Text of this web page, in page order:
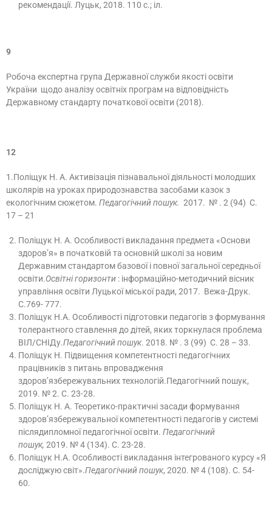
рекомендації. Луцьк, 2018. 110 с.; іл.
9
Робоча експертна група Державної служби якості освіти
України щодо аналізу освітніх програм на відповідність
Державному стандарту початкової освіти (2018).
12
1.Поліщук Н. А. Активізація пізнавальної діяльності молодших
школярів на уроках природознавства засобами казок з
екологічним сюжетом. Педагогічний пошук. 2017. № . 2 (94) С.
17 – 21
Поліщук Н. А. Особливості викладання предмета «Основи
здоров’я» в початковій та основній школі за новим
Державним стандартом базової і повної загальної середньої
освіти.Освітні горизонти : інформаційно-методичний вісник
управління освіти Луцької міської ради, 2017. Вежа-Друк.
С.769- 777.
Поліщук Н.А. Особливості підготовки педагогів з формування
толерантного ставлення до дітей, яких торкнулася проблема
ВІЛ/СНІДу.Педагогічний пошук. 2018. № . 3 (99) С. 28 – 33.
Поліщук Н. Підвищення компетентності педагогічних
працівників з питань впровадження
здоров’язбережувальних технологій.Педагогічний пошук,
2019. № 2. С. 23-28.
Поліщук Н. А. Теоретико-практичні засади формування
здоров’язбережувальної компетентності педагогів у системі
післядипломної педагогічної освіти. Педагогічний
пошук, 2019. № 4 (134). С. 23-28.
Поліщук Н.А. Особливості викладання інтегрованого курсу «Я
досліджую світ».Педагогічний пошук, 2020. № 4 (108). С. 54-
60.